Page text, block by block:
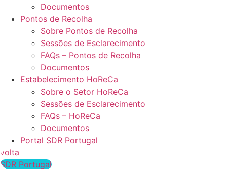
Documentos
Pontos de Recolha
Sobre Pontos de Recolha
Sessões de Esclarecimento
FAQs – Pontos de Recolha
Documentos
Estabelecimento HoReCa
Sobre o Setor HoReCa
Sessões de Esclarecimento
FAQs – HoReCa
Documentos
Portal SDR Portugal
volta
SDR Portugal